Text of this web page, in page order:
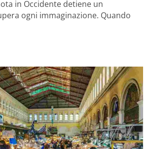
in Occidente detiene un
ogni immaginazione. Quando